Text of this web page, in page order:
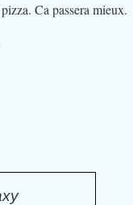
Ca passera mieux.